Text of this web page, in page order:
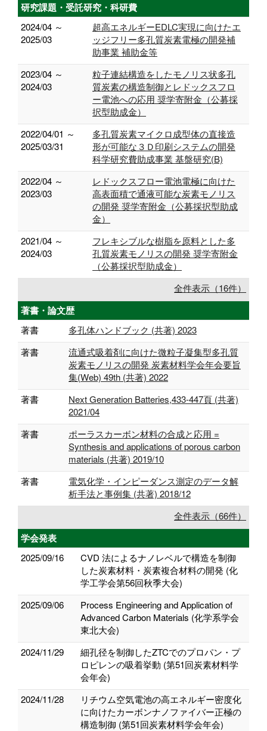
研究課題・受託研究・科研費
2024/04 ～
2025/03
超高エネルギーEDLC実現に向けたエ
ッジフリー多孔質炭素電極の開発補
助事業 補助金等
2023/04 ～
2024/03
粒子連結構造をしたモノリス状多孔
質炭素の構造制御とレドックスフロ
ー電池への応用 奨学寄附金（公募採
択型助成金）
2022/04/01 ～
2025/03/31
多孔質炭素マイクロ成型体の直接造
形が可能な３Ｄ印刷システムの開発
科学研究費助成事業 基盤研究(B)
2022/04 ～
2023/03
レドックスフロー電池電極に向けた
高表面積で通液可能な炭素モノリス
の開発 奨学寄附金（公募採択型助成
金）
2021/04 ～
2024/03
フレキシブルな樹脂を原料とした多
孔質炭素モノリスの開発 奨学寄附金
（公募採択型助成金）
全件表示（16件）
著書・論文歴
著書
多孔体ハンドブック (共著) 2023
著書
流通式吸着剤に向けた微粒子凝集型多孔質
炭素モノリスの開発 炭素材料学会年会要旨
集(Web) 49th (共著) 2022
著書
Next Generation Batteries,433-447頁 (共著)
2021/04
著書
ポーラスカーボン材料の合成と応用 =
Synthesis and applications of porous carbon
materials (共著) 2019/10
著書
電気化学・インピーダンス測定のデータ解
析手法と事例集 (共著) 2018/12
全件表示（66件）
学会発表
2025/09/16
CVD 法によるナノレベルで構造を制御
した炭素材料・炭素複合材料の開発 (化
学工学会第56回秋季大会)
2025/09/06
Process Engineering and Application of
Advanced Carbon Materials (化学系学会
東北大会)
2024/11/29
細孔径を制御したZTCでのプロパン・プ
ロピレンの吸着挙動 (第51回炭素材料学
会年会)
2024/11/28
リチウム空気電池の高エネルギー密度化
に向けたカーボンナノファイバー正極の
構造制御 (第51回炭素材料学会年会)